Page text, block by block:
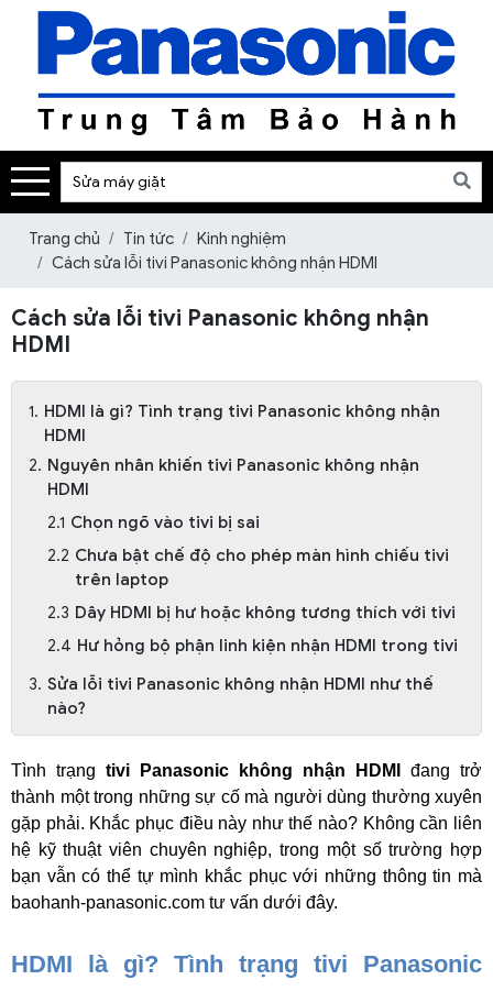
Trang chủ Tin tức
Kinh nghiệm
Cách sửa lỗi tivi Panasonic không nhận HDMI
Cách sửa lỗi tivi Panasonic không nhận
HDMI
HDMI là gì? Tình trạng tivi Panasonic không nhận
HDMI
Nguyên nhân khiến tivi Panasonic không nhận
HDMI
Chọn ngõ vào tivi bị sai
Chưa bật chế độ cho phép màn hình chiếu tivi
trên laptop
Dây HDMI bị hư hoặc không tương thích với tivi
Hư hỏng bộ phận linh kiện nhận HDMI trong tivi
Sửa lỗi tivi Panasonic không nhận HDMI như thế
nào?
Tình trạng tivi Panasonic không nhận HDMI
đang trở
thành một trong những sự cố mà người dùng thường xuyên
gặp phải. Khắc phục điều này như thế nào? Không cần liên
hệ kỹ thuật viên chuyên nghiệp, trong một số trường hợp
bạn vẫn có thể tự mình khắc phục với những thông tin mà
baohanh-panasonic.com tư vấn dưới đây.
HDMI là gì? Tình trạng tivi Panasonic